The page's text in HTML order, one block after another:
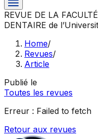
REVUE DE LA
DENTAIRE de
Home/
Revues/
Article
Publié le
Toutes les revues
Erreur : Failed to fetch
Retour aux revues